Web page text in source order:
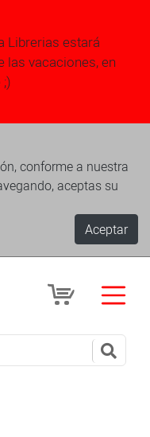
Librerias estará
las vacaciones, en
conforme a nuestra
aceptas su
Aceptar